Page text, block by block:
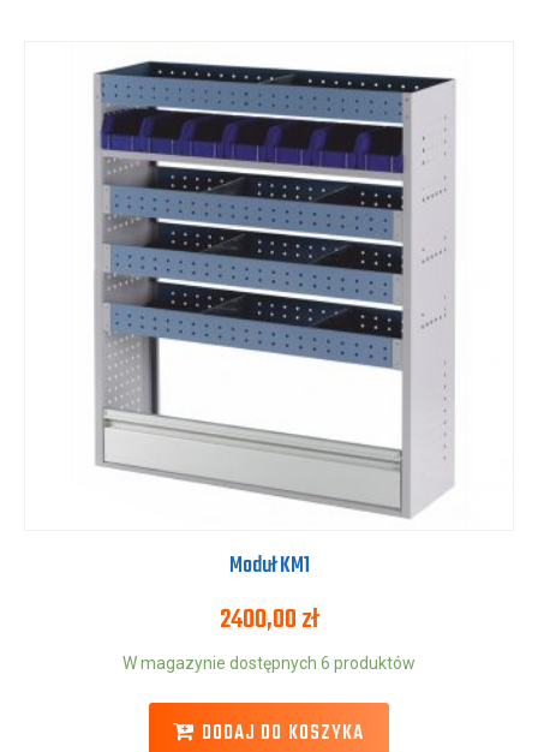
Moduł KM1
2400,00zł
W magazynie dostępnych 6 produktów
DODAJ DO KOSZYKA